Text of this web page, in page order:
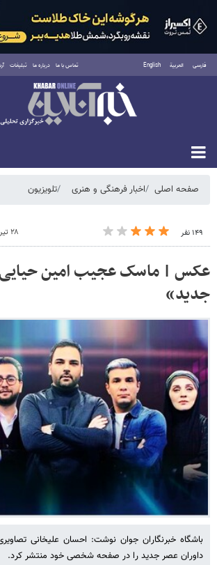
فارسی العربية English تماس با ما درباره ما تبلیغات
شنبه ۱۷ مرداد ۱۴۰۵
صفحه اصلی اخبار فرهنگی و هنری تلویزیون
۱۴۹ نفر ۲۸ تیر ۱۳۹۹ - ۱۲:۵۳
عکس | ماسک عجیب امین
جدید»
باشگاه خبرنگاران جوان نوشت: احسان علیخانی
داوران عصر جدید را در صفحه شخصی خود منتشر کرد.